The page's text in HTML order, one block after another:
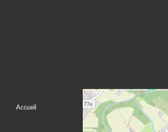
Accueil
VOTRE VILLE
Bienvenue à
Pechbonnieu